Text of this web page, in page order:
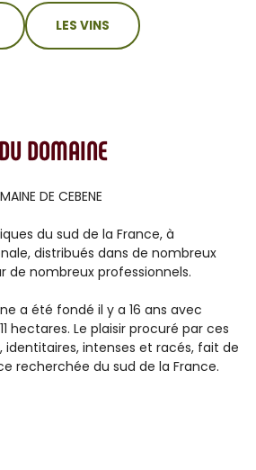
LES VINS
DOMAINE
DE CEBENE
du sud de la France, à
distribués dans de nombreux
de nombreux professionnels.
a été fondé il y a 16 ans avec
hectares. Le plaisir procuré par ces
identitaires, intenses et racés, fait de
recherchée du sud de la France.